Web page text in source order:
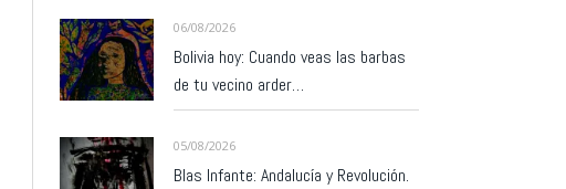
06/08/2026
Bolivia hoy: Cuando veas las barbas
de tu vecino arder…
05/08/2026
Blas Infante: Andalucía y Revolución.